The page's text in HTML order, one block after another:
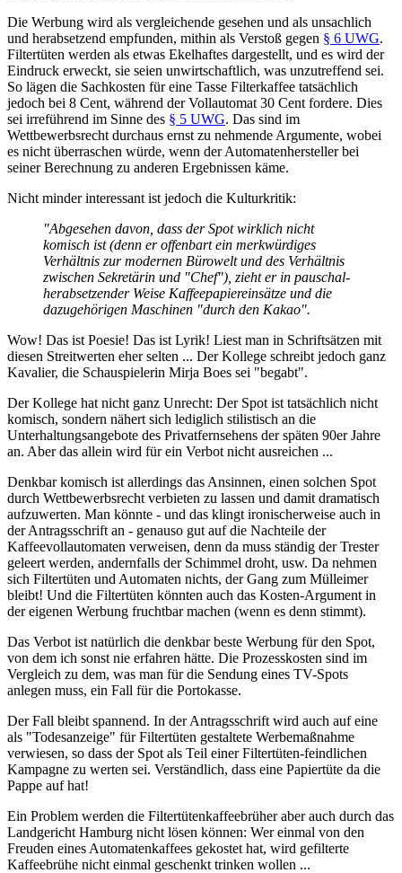
Die Werbung wird als vergleichende gesehen und als unsachlich
und herabsetzend empfunden, mithin als Verstoß gegen § 6 UWG.
Filtertüten werden als etwas Ekelhaftes dargestellt, und es wird der
Eindruck erweckt, sie seien unwirtschaftlich, was unzutreffend sei.
So lägen die Sachkosten für eine Tasse Filterkaffee tatsächlich
jedoch bei 8 Cent, während der Vollautomat 30 Cent fordere. Dies
sei irreführend im Sinne des § 5 UWG. Das sind im
Wettbewerbsrecht durchaus ernst zu nehmende Argumente, wobei
es nicht überraschen würde, wenn der Automatenhersteller bei
seiner Berechnung zu anderen Ergebnissen käme.
Nicht minder interessant ist jedoch die Kulturkritik:
"Abgesehen davon, dass der Spot wirklich nicht
komisch ist (denn er offenbart ein merkwürdiges
Verhältnis zur modernen Bürowelt und des Verhältnis
zwischen Sekretärin und "Chef"), zieht er in pauschal-
herabsetzender Weise Kaffeepapiereinsätze und die
dazugehörigen Maschinen "durch den Kakao".
Wow! Das ist Poesie! Das ist Lyrik! Liest man in Schriftsätzen mit
diesen Streitwerten eher selten ... Der Kollege schreibt jedoch ganz
Kavalier, die Schauspielerin Mirja Boes sei "begabt".
Der Kollege hat nicht ganz Unrecht: Der Spot ist tatsächlich nicht
komisch, sondern nähert sich lediglich stilistisch an die
Unterhaltungsangebote des Privatfernsehens der späten 90er Jahre
an. Aber das allein wird für ein Verbot nicht ausreichen ...
Denkbar komisch ist allerdings das Ansinnen, einen solchen Spot
durch Wettbewerbsrecht verbieten zu lassen und damit dramatisch
aufzuwerten. Man könnte - und das klingt ironischerweise auch in
der Antragsschrift an - genauso gut auf die Nachteile der
Kaffeevollautomaten verweisen, denn da muss ständig der Trester
geleert werden, andernfalls der Schimmel droht, usw. Da nehmen
sich Filtertüten und Automaten nichts, der Gang zum Mülleimer
bleibt! Und die Filtertüten könnten auch das Kosten-Argument in
der eigenen Werbung fruchtbar machen (wenn es denn stimmt).
Das Verbot ist natürlich die denkbar beste Werbung für den Spot,
von dem ich sonst nie erfahren hätte. Die Prozesskosten sind im
Vergleich zu dem, was man für die Sendung eines TV-Spots
anlegen muss, ein Fall für die Portokasse.
Der Fall bleibt spannend. In der Antragsschrift wird auch auf eine
als "Todesanzeige" für Filtertüten gestaltete Werbemaßnahme
verwiesen, so dass der Spot als Teil einer Filtertüten-feindlichen
Kampagne zu werten sei. Verständlich, dass eine Papiertüte da die
Pappe auf hat!
Ein Problem werden die Filtertütenkaffeebrüher aber auch durch das
Landgericht Hamburg nicht lösen können: Wer einmal von den
Freuden eines Automatenkaffees gekostet hat, wird gefilterte
Kaffeebrühe nicht einmal geschenkt trinken wollen ...